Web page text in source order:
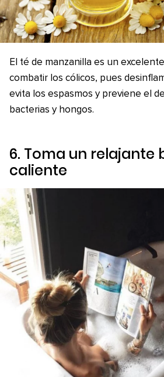
El té de manzanilla es un
combatir los cólicos, pues
evita los espasmos y previene el
bacterias y hongos.
6. Toma un relajante
caliente